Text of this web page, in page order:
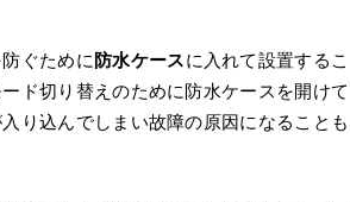
ぐために 防水ケースに入れて設置するこ
ド切り替えのために防水ケースを開けて
り込んでしまい故障の原因になることも